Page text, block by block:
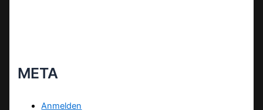
META
Anmelden